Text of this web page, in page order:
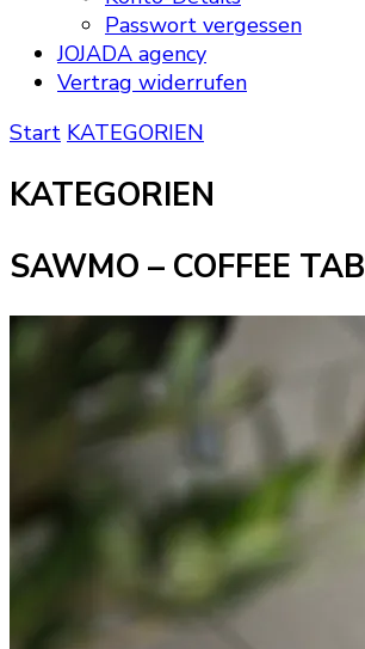
Passwort vergessen
JOJADA agency
Vertrag widerrufen
Start KATEGORIEN
KATEGORIEN
SAWMO – COFFEE